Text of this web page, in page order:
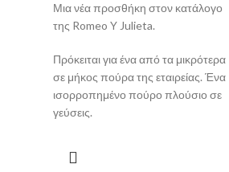
Μια νέα προσθήκη στον κατάλογο
της Romeo Y Julieta.
Πρόκειται για ένα από τα μικρότερα
σε μήκος πούρα της εταιρείας. Ένα
ισορροπημένο πούρο πλούσιο σε
γεύσεις.